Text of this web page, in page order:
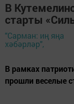
В
старты
"Сарман: иң яңа
хәбәрләр",
В рамках
прошли веселые